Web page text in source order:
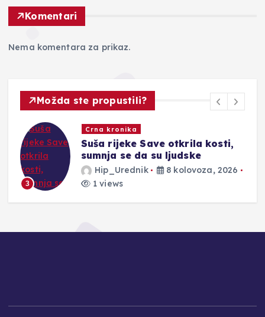
Komentari
Nema komentara za prikaz.
Možda ste propustili?
4
Novosti
APSOLUTNI REKORDERI:
Muškarac ‘napuhao’ 6,2 promila
Hip_Urednik
8 kolovoza, 2026
2 views